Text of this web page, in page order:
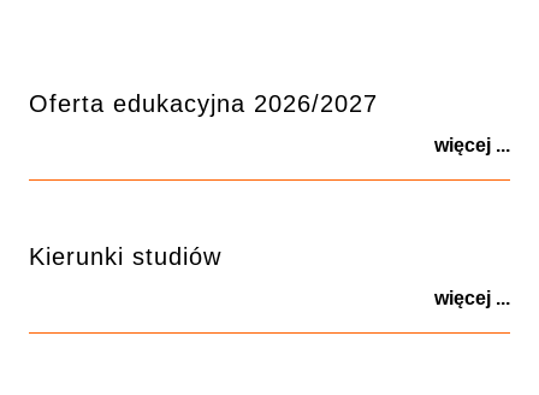
Oferta edukacyjna 2026/2027
więcej ...
Kierunki studiów
więcej ...